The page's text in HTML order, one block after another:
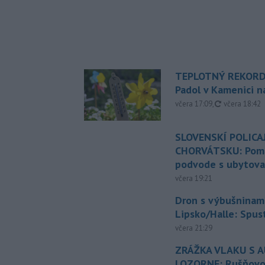
TEPLOTNÝ
Padol v Kamenici
včera 17:09, aktualizované
včera 18:42
SLOVENSKÍ
CHORVÁTSKU:
podvode s
včera 19:21
Dron s
Lipsko/Halle:
včera 21:29
ZRÁŽKA VLAKU S